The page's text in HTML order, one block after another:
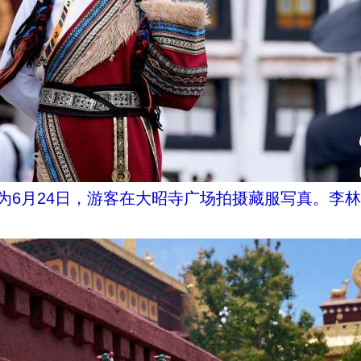
6月24日，游客在大昭寺广场拍摄藏服写真。李